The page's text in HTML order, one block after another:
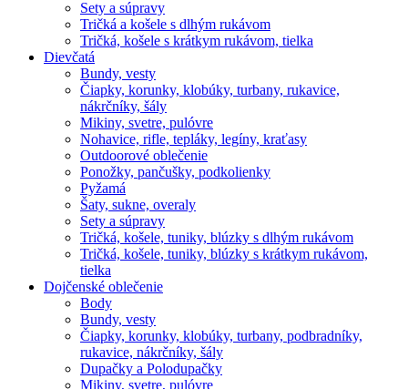
Sety a súpravy
Tričká a košele s dlhým rukávom
Tričká, košele s krátkym rukávom, tielka
Dievčatá
Bundy, vesty
Čiapky, korunky, klobúky, turbany, rukavice,
nákrčníky, šály
Mikiny, svetre, pulóvre
Nohavice, rifle, tepláky, legíny, kraťasy
Outdoorové oblečenie
Ponožky, pančušky, podkolienky
Pyžamá
Šaty, sukne, overaly
Sety a súpravy
Tričká, košele, tuniky, blúzky s dlhým rukávom
Tričká, košele, tuniky, blúzky s krátkym rukávom,
tielka
Dojčenské oblečenie
Body
Bundy, vesty
Čiapky, korunky, klobúky, turbany, podbradníky,
rukavice, nákrčníky, šály
Dupačky a Polodupačky
Mikiny, svetre, pulóvre